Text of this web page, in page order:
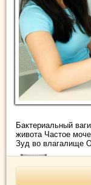
Бактериальный
живота Частое
Зуд во влагалище